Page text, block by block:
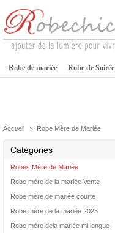
Robe de mariée Robe de Soirée
Accueil Robe Mère de Mariée
Catégories
Robes Mère de Mariée
Robe mère de la mariée Vente
Robe mère de mariée courte
Robe mère de la mariée 2023
Robe mère dela mariée mi longue